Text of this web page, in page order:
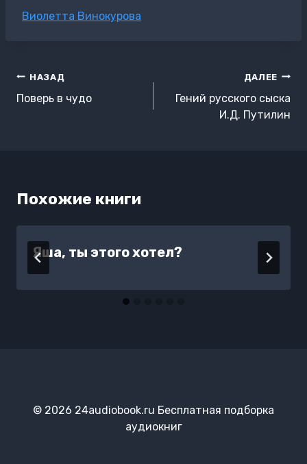
Метки
Виолетта Винокурова
Навигация
по
НАЗАД
Поверь в чудо
ДАЛЕЕ
Гений русского сыска
И.Д. Путилин
Похожие книги
Яша, ты этого хотел?
© 2026 24audiobook.ru Бесплатная подборка
аудиокниг